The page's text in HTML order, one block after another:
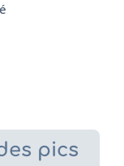
pics